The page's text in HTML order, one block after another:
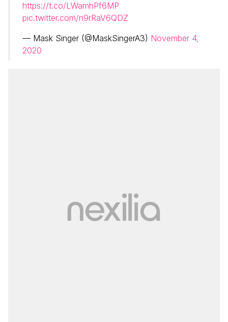
https://t.co/LWamhPf6MP
pic.twitter.com/n9rRaV6QDZ
— Mask Singer (@MaskSingerA3) November 4,
2020